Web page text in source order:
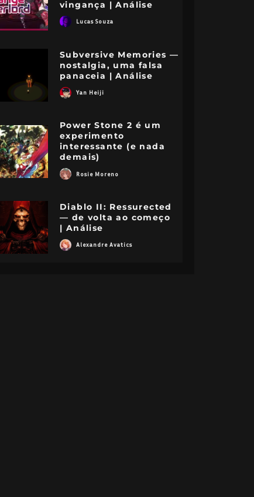
vingança | Análise
Lucas Souza
Subversive Memories —
nostalgia, uma falsa
panaceia | Análise
Yan Heiji
Power Stone 2 é um
experimento
interessante (e nada
demais)
Rosie Moreno
Diablo II: Ressurected
— de volta ao começo
| Análise
Alexandre Avatics